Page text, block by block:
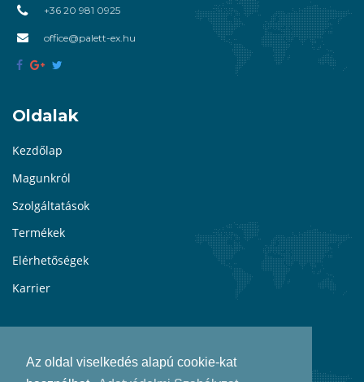
Az oldal viselkedés alapú cookie-kat
+36 20 981 0925
office@palett-ex.hu
Oldalak
Kezdőlap
Magunkról
Szolgáltatások
Termékek
Elérhetőségek
Karrier
Adatkezelés